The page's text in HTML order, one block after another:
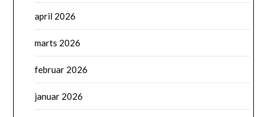
april 2026
marts 2026
februar 2026
januar 2026